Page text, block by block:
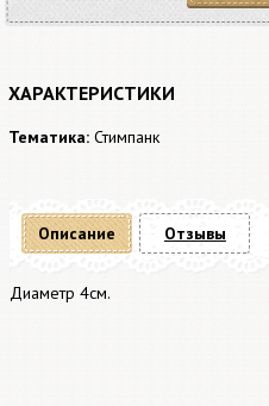
В корзину
ХАРАКТЕРИСТИКИ
Тематика: Стимпанк
Описание
Диаметр 4см.
Отзывы